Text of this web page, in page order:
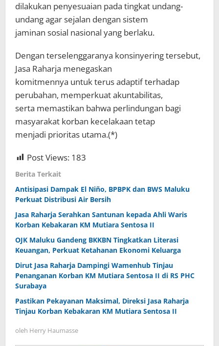
dilakukan penyesuaian pada tingkat undang-
undang agar sejalan dengan sistem
jaminan sosial nasional yang berlaku.
Dengan terselenggaranya konsinyering tersebut,
Jasa Raharja menegaskan
komitmennya untuk terus adaptif terhadap
perubahan, memperkuat akuntabilitas,
serta memastikan bahwa perlindungan bagi
masyarakat korban kecelakaan tetap
menjadi prioritas utama.(*)
Post Views: 183
Berita Terkait
Antisipasi Dampak El Niño, BPBPK dan BWS Maluku
Perkuat Distribusi Air Bersih
Jasa Raharja Serahkan Santunan kepada Ahli Waris
Korban Kebakaran KM Mutiara Sentosa II
OJK Maluku Gandeng BKKBN Tingkatkan Literasi
Keuangan, Perkuat Ketahanan Ekonomi Keluarga
Dirut Jasa Raharja Dampingi Wamenhub Tinjau
Penanganan Korban KM Mutiara Sentosa II di RS PHC
Surabaya
Pastikan Pekayanan Maksimal, Direksi Jasa Raharja
Tinjau Korban Kebakaran KM Mutiara Sentosa II
oleh Herry Haumasse